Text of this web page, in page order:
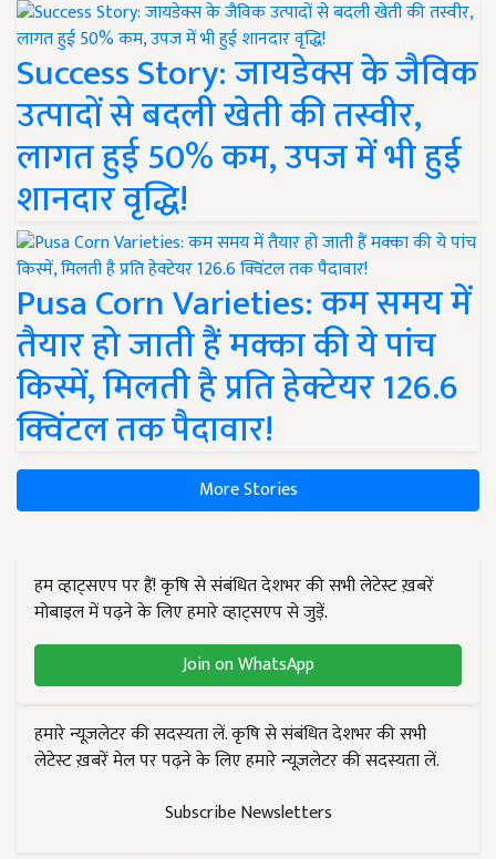
Success Story: जायडेक्स के जैविक
उत्पादों से बदली खेती की तस्वीर,
लागत हुई 50% कम, उपज में भी हुई
शानदार वृद्धि!
Pusa Corn Varieties: कम समय में
तैयार हो जाती हैं मक्का की ये पांच
किस्में, मिलती है प्रति हेक्टेयर 126.6
क्विंटल तक पैदावार!
More Stories
हम व्हाट्सएप पर हैं! कृषि से संबंधित देशभर की सभी लेटेस्ट ख़बरें
मोबाइल में पढ़ने के लिए हमारे व्हाट्सएप से जुड़ें.
Join on WhatsApp
हमारे न्यूज़लेटर की सदस्यता लें. कृषि से संबंधित देशभर की सभी
लेटेस्ट ख़बरें मेल पर पढ़ने के लिए हमारे न्यूज़लेटर की सदस्यता लें.
Subscribe Newsletters